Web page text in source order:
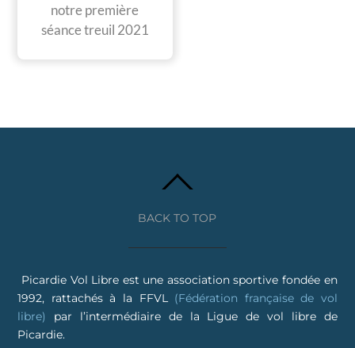
notre première
séance treuil 2021
BACK TO TOP
Picardie Vol Libre est une association sportive fondée en
1992, rattachés à la FFVL (Fédération française de vol
libre)
par l’intermédiaire de la Ligue de vol libre de
Picardie.